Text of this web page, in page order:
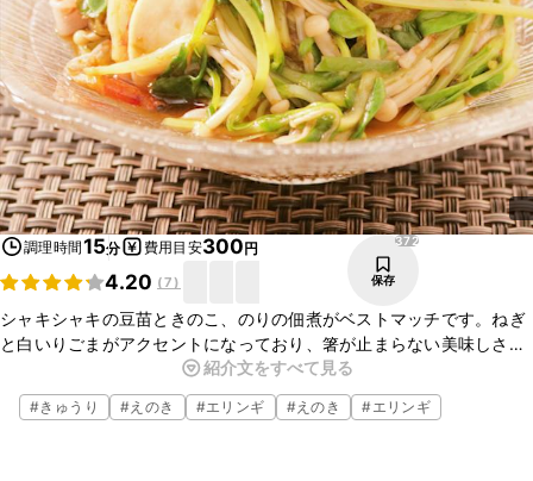
調理時間15分 費用目安300円
4.20 (7)
372
保存
シャキシャキの豆苗ときのこ、のりの佃煮がベストマッチです。ねぎ
と白いりごまがアクセントになっており、箸が止まらない美味しさで
す。そのままでおつまみにしても、ごはんにかけても美味しいです
よ。レンジで簡単に作ることが出来ますので、是非一度お試しくださ
いね。
紹介文をすべて見る
#きゅうり #えのき #エリンギ #えのき #エリンギ